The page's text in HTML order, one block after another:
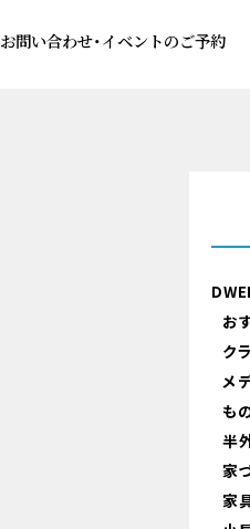
お問い合わせ・イベントのご予約
お
ク
メ
も
半
家
家